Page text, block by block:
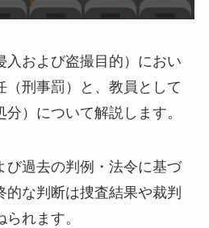
入および盗撮目的）におい
（刑事罰）と、教員として
）について解説します。
過去の判例・法令に基づ
的な判断は捜査結果や裁判
れます。